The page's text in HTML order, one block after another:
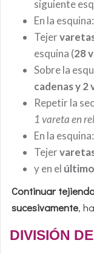
siguiente
En la esquina:
Tejer
esquina (28
Sobre la
cadenas y 2
Repetir la
1 vareta en
En la esquina:
Tejer
y en el
Continuar
sucesivamente,
DIVISIÓN